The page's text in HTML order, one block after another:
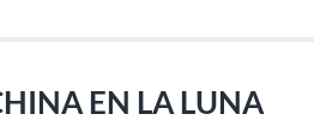
EN LA LUNA